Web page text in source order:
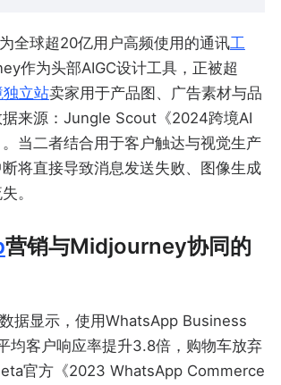
全球超20亿用户高频使用的通讯工
作为头部AIGC设计工具，正被超
独立站卖家用于产品图、广告素材与品
来源：Jungle Scout《2024跨境AI
当二者结合用于客户触达与视觉生产
将直接导致消息发送失败、图像生成
。
营销与Midjourney协同的
据显示，使用WhatsApp Business
均客户响应率提升3.8倍，购物车放弃
官方《2023 WhatsApp Commerce